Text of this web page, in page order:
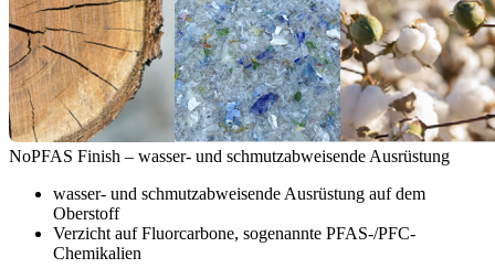
NoPFAS Finish – wasser- und schmutzabweisende Ausrüstung
wasser- und schmutzabweisende Ausrüstung auf dem
Oberstoff
Verzicht auf Fluorcarbone, sogenannte PFAS-/PFC-
Chemikalien